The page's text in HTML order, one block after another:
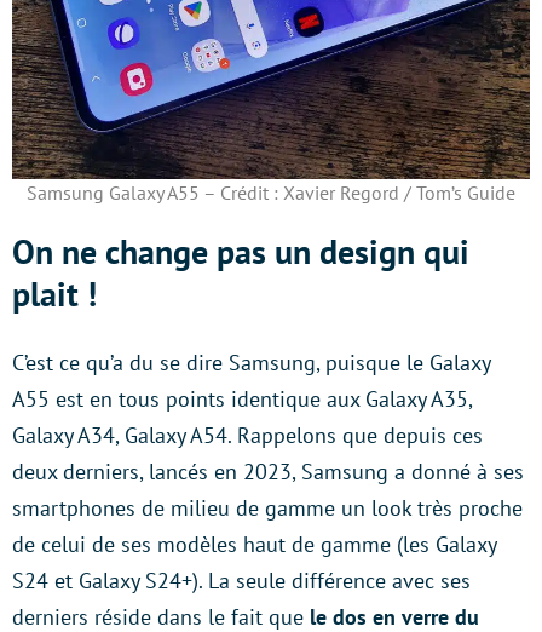
Samsung Galaxy A55 – Crédit : Xavier Regord / Tom’s Guide
On ne change pas un design qui
plait !
C’est ce qu’a du se dire Samsung, puisque le Galaxy
A55 est en tous points identique aux Galaxy A35,
Galaxy A34, Galaxy A54. Rappelons que depuis ces
deux derniers, lancés en 2023, Samsung a donné à ses
smartphones de milieu de gamme un look très proche
de celui de ses modèles haut de gamme (les Galaxy
S24 et Galaxy S24+). La seule différence avec ses
derniers réside dans le fait que le dos en verre du